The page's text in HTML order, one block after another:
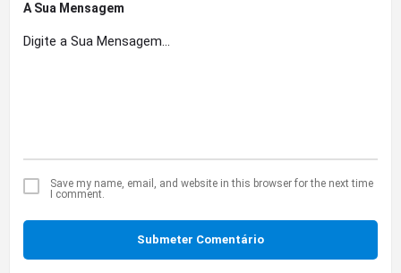
A Sua Mensagem
Save my name, email, and website in this browser for the next time
I comment.
Submeter Comentário